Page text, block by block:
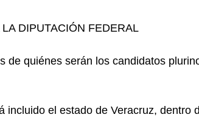
DIPUTACIÓN FEDERAL
de quiénes serán los candidatos
incluido el estado de Veracruz, dentro